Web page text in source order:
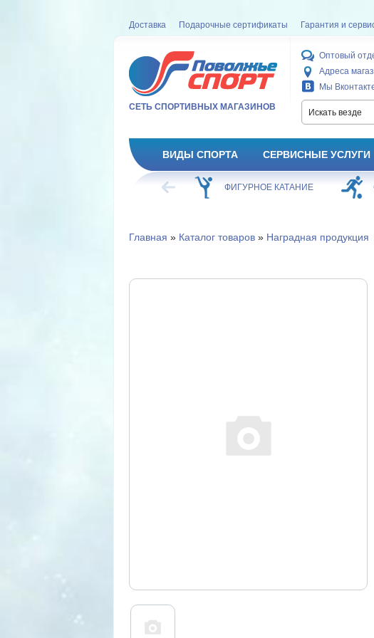
Доставка Подарочные сертификаты Гарантия и
СЕТЬ СПОРТИВНЫХ МАГАЗИНОВ
Оптовый
Адреса
Мы
Искать везде
ВИДЫ СПОРТА СЕРВИСНЫЕ УСЛУГИ
ХОККЕЙ ФИГУРНОЕ КАТАНИЕ
Главная » Каталог товаров» Наградная продукция